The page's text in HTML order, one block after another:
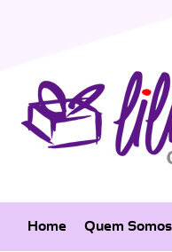
Home Quem Somos